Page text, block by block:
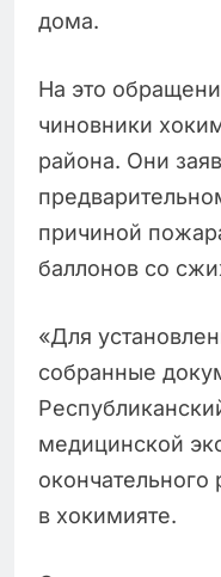
дома.
На это
чиновники
района. Они
причиной
баллонов со
«Для
собранные
медицинской
в хокимияте.